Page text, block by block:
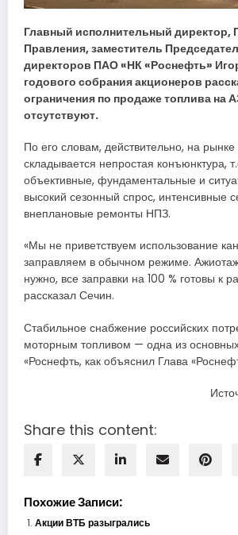
Главный исполнительный директор,
Правления, заместитель
директоров ПАО «НК «Роснефть»
годового собрания акционеров
ограничения по продаже топлива на
отсутствуют.
По его словам, действительно, на
складывается непростая конъюнктура,
объективные, фундаментальные и
высокий сезонный спрос, интенсивные
внеплановые ремонты НПЗ.
«Мы не приветствуем использование
заправляем в обычном режиме.
нужно, все заправки на 100 % готовы к
рассказал Сечин.
Стабильное снабжение российских
моторным топливом — одна из
«Роснефть, как объяснил Глава
Share this content:
Похожие Записи:
Акции ВТБ разыгрались